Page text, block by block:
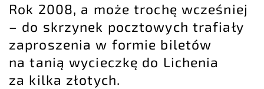
Rok 2008, a może trochę wcześniej
– do skrzynek pocztowych trafiały
zaproszenia w formie biletów
na tanią wycieczkę do Lichenia
za kilka złotych.